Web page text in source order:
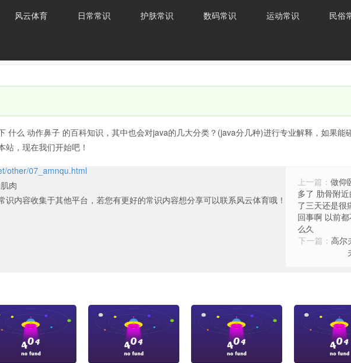
风云体育 日常常识 护肤常识 数码常识 运动常识 民俗
什么 动作鼻子 的百科知识，其中也会对java的几大分类？(java分几种)进行专业解释，如果能
，现在我们开始吧！
other/07_amnqu.html
肉
识内容收集于其他平台，若您有更好的常识内容想分享可以联系风云体育哦！
上一篇： 做仰
多了 肋骨附
了三天还是很
回事啊 以前
么久
下一篇： 高尔